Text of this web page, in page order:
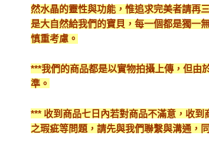
然水晶的靈性與功能，惟追求完美者請再
是大自然給我們的寶貝，每一個都是獨一
慎重考慮。
***我們的商品都是以實物拍攝上傳，但由
準。
*** 收到商品七日內若對商品不滿意，收
之瑕疵等問題，請先與我們聯繫與溝通，